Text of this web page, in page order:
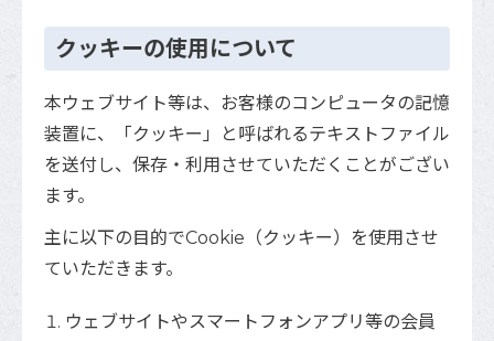
クッキーの使用について
本ウェブサイト等は、お客様のコンピュータの記憶
装置に、「クッキー」と呼ばれるテキストファイル
を送付し、保存・利用させていただくことがござい
ます。
主に以下の目的でCookie（クッキー）を使用させ
ていただきます。
ウェブサイトやスマートフォンアプリ等の会員